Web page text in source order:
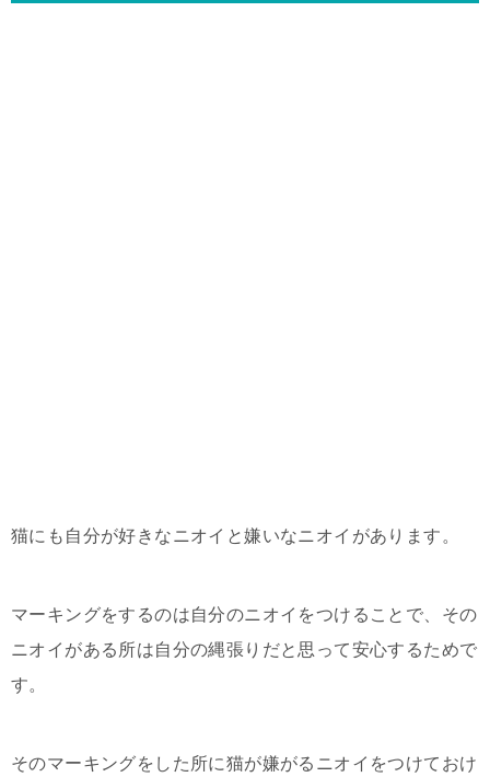
猫にも自分が好きなニオイと嫌いなニオイがあります。
マーキングをするのは自分のニオイをつけることで、その
ニオイがある所は自分の縄張りだと思って安心するためで
す。
そのマーキングをした所に猫が嫌がるニオイをつけておけ